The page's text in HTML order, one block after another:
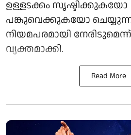
ഉള്ളടക്കം സൃഷ്ടിക്കുകയോ
പങ്കുവെക്കുകയോ
നിയമപരമായി
വ്യക്തമാക്കി.
Read More